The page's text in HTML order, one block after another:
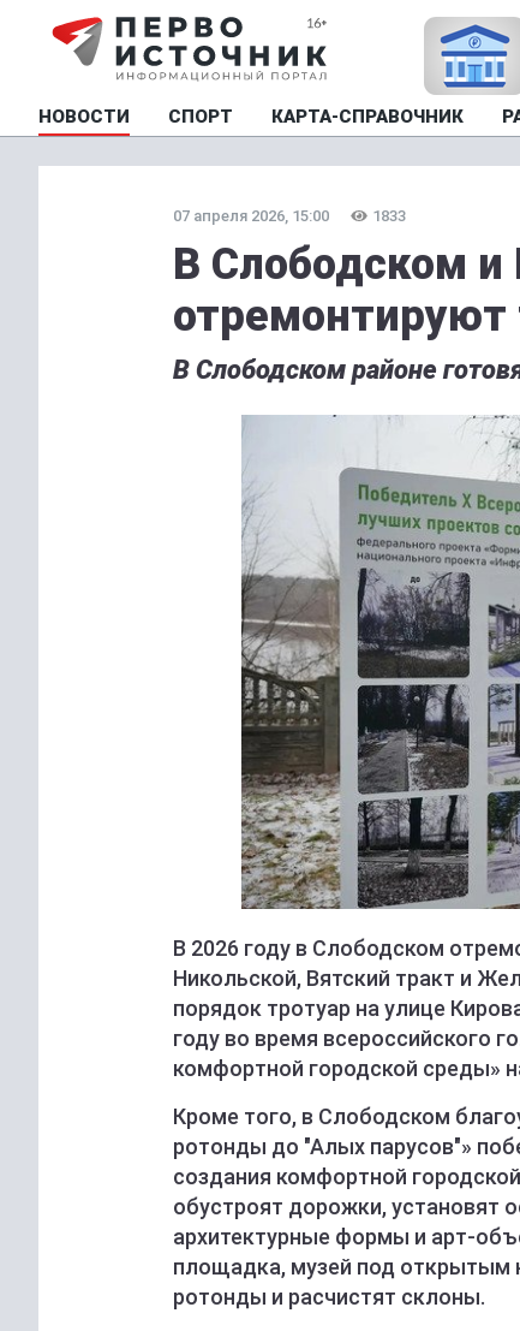
НОВОСТИ СПОРТ КАРТА-СПРАВОЧНИК
07 апреля 2026, 15:00 1833
В Слободском и
отремонтируют
В Слободском районе
В 2026 году в Слободском
Никольской, Вятский тракт и
порядок тротуар на улице
году во время всероссийского
комфортной городской среды»
Кроме того, в Слободском
ротонды до "Алых парусов"»
создания комфортной
обустроят дорожки, установят
архитектурные формы и арт-
площадка, музей под открытым
ротонды и расчистят склоны.